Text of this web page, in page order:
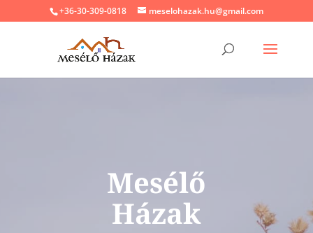
+36-30-309-0818 meselohazak.hu@gmail.com
Mesélő
Házak